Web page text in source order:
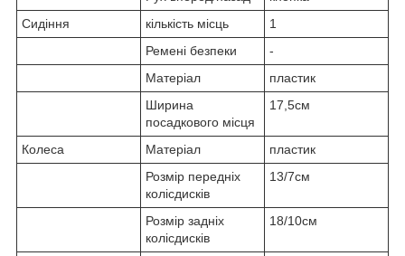
Сидіння
кількість місць
1
Ремені безпеки
-
Матеріал
пластик
Ширина
посадкового місця
17,5см
Колеса Матеріал
пластик
Розмір передніх
колісдисків
13/7см
Розмір задніх
колісдисків
18/10см